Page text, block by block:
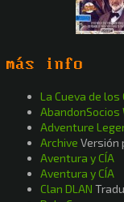
más info
La Cueva de los
AbandonSocios
Adventure
Archive Versión
Aventura y CÍA
Aventura y CÍA
Clan DLAN